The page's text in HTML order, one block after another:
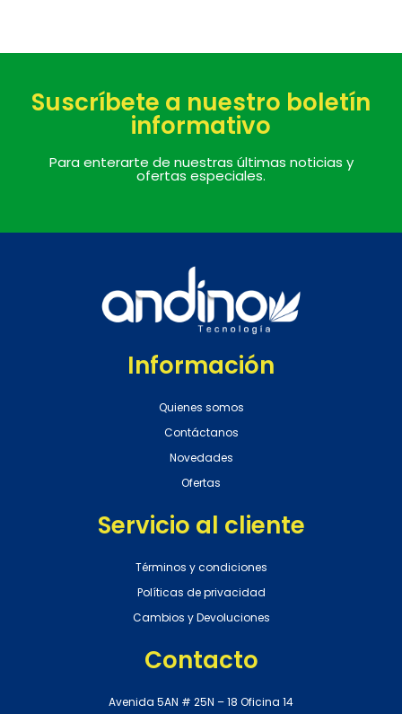
Suscríbete a nuestro boletín
informativo
Para enterarte de nuestras últimas noticias y
ofertas especiales.
Información
Quienes somos
Contáctanos
Novedades
Ofertas
Servicio al cliente
Términos y condiciones
Políticas de privacidad
Cambios y Devoluciones
Contacto
Avenida 5AN # 25N – 18 Oficina 14